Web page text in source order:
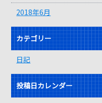
2018年6月
カテゴリー
日記
投稿日カレンダー